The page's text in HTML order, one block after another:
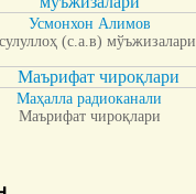
Усмонхон Алимов
(с.а.в) мўъжизалари
Маҳалла радиоканали
Маърифат чироқлари